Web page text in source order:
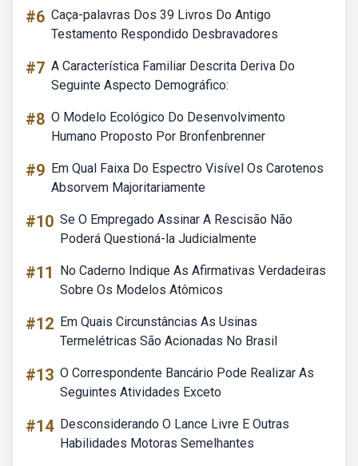
#6 Caça-palavras Dos 39 Livros Do Antigo
Testamento Respondido Desbravadores
#7 A Característica Familiar Descrita Deriva Do
Seguinte Aspecto Demográfico:
#8 O Modelo Ecológico Do Desenvolvimento
Humano Proposto Por Bronfenbrenner
#9 Em Qual Faixa Do Espectro Visível Os Carotenos
Absorvem Majoritariamente
#10 Se O Empregado Assinar A Rescisão Não
Poderá Questioná-la Judicialmente
#11
No Caderno Indique As Afirmativas Verdadeiras
Sobre Os Modelos Atômicos
#12 Em Quais Circunstâncias As Usinas
Termelétricas São Acionadas No Brasil
#13 O Correspondente Bancário Pode Realizar As
Seguintes Atividades Exceto
#14 Desconsiderando O Lance Livre E Outras
Habilidades Motoras Semelhantes